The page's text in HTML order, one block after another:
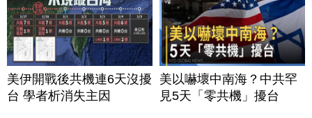
美伊開戰後共機連6天沒擾
台 學者析消失主因
美以嚇壞中南海？中共罕
見5天「零共機」擾台